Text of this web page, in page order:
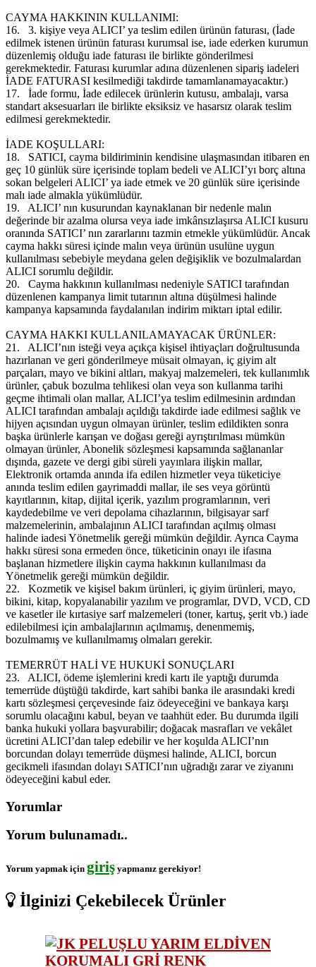
CAYMA HAKKININ KULLANIMI:
16.
3. kişiye veya ALICI’ ya teslim edilen ürünün faturası, (İade
edilmek istenen ürünün faturası kurumsal ise, iade ederken kurumun
düzenlemiş olduğu iade faturası ile birlikte gönderilmesi
gerekmektedir. Faturası kurumlar adına düzenlenen sipariş iadeleri
İADE FATURASI kesilmediği takdirde tamamlanamayacaktır.)
17.
İade formu, İade edilecek ürünlerin kutusu, ambalajı, varsa
standart aksesuarları ile birlikte eksiksiz ve hasarsız olarak teslim
edilmesi gerekmektedir.
İADE KOŞULLARI:
18.
SATICI, cayma bildiriminin kendisine ulaşmasından itibaren en
geç 10 günlük süre içerisinde toplam bedeli ve ALICI’yı borç altına
sokan belgeleri ALICI’ ya iade etmek ve 20 günlük süre içerisinde
malı iade almakla yükümlüdür.
19.
ALICI’ nın kusurundan kaynaklanan bir nedenle malın
değerinde bir azalma olursa veya iade imkânsızlaşırsa ALICI kusuru
oranında SATICI’ nın zararlarını tazmin etmekle yükümlüdür. Ancak
cayma hakkı süresi içinde malın veya ürünün usulüne uygun
kullanılması sebebiyle meydana gelen değişiklik ve bozulmalardan
ALICI sorumlu değildir.
20.
Cayma hakkının kullanılması nedeniyle SATICI tarafından
düzenlenen kampanya limit tutarının altına düşülmesi halinde
kampanya kapsamında faydalanılan indirim miktarı iptal edilir.
CAYMA HAKKI KULLANILAMAYACAK ÜRÜNLER:
21.
ALICI’nın isteği veya açıkça kişisel ihtiyaçları doğrultusunda
hazırlanan ve geri gönderilmeye müsait olmayan, iç giyim alt
parçaları, mayo ve bikini altları, makyaj malzemeleri, tek kullanımlık
ürünler, çabuk bozulma tehlikesi olan veya son kullanma tarihi
geçme ihtimali olan mallar, ALICI’ya teslim edilmesinin ardından
ALICI tarafından ambalajı açıldığı takdirde iade edilmesi sağlık ve
hijyen açısından uygun olmayan ürünler, teslim edildikten sonra
başka ürünlerle karışan ve doğası gereği ayrıştırılması mümkün
olmayan ürünler, Abonelik sözleşmesi kapsamında sağlananlar
dışında, gazete ve dergi gibi süreli yayınlara ilişkin mallar,
Elektronik ortamda anında ifa edilen hizmetler veya tüketiciye
anında teslim edilen gayrimaddi mallar, ile ses veya görüntü
kayıtlarının, kitap, dijital içerik, yazılım programlarının, veri
kaydedebilme ve veri depolama cihazlarının, bilgisayar sarf
malzemelerinin, ambalajının ALICI tarafından açılmış olması
halinde iadesi Yönetmelik gereği mümkün değildir. Ayrıca Cayma
hakkı süresi sona ermeden önce, tüketicinin onayı ile ifasına
başlanan hizmetlere ilişkin cayma hakkının kullanılması da
Yönetmelik gereği mümkün değildir.
22.
Kozmetik ve kişisel bakım ürünleri, iç giyim ürünleri, mayo,
bikini, kitap, kopyalanabilir yazılım ve programlar, DVD, VCD, CD
ve kasetler ile kırtasiye sarf malzemeleri (toner, kartuş, şerit vb.) iade
edilebilmesi için ambalajlarının açılmamış, denenmemiş,
bozulmamış ve kullanılmamış olmaları gerekir.
TEMERRÜT HALİ VE HUKUKİ SONUÇLARI
23.
ALICI, ödeme işlemlerini kredi kartı ile yaptığı durumda
temerrüde düştüğü takdirde, kart sahibi banka ile arasındaki kredi
kartı sözleşmesi çerçevesinde faiz ödeyeceğini ve bankaya karşı
sorumlu olacağını kabul, beyan ve taahhüt eder. Bu durumda ilgili
banka hukuki yollara başvurabilir; doğacak masrafları ve vekâlet
ücretini ALICI’dan talep edebilir ve her koşulda ALICI’nın
borcundan dolayı temerrüde düşmesi halinde, ALICI, borcun
gecikmeli ifasından dolayı SATICI’nın uğradığı zarar ve ziyanını
ödeyeceğini kabul eder.
Yorumlar
Yorum bulunamadı..
Yorum yapmak için giriş yapmanız gerekiyor!
İlginizi Çekebilecek Ürünler